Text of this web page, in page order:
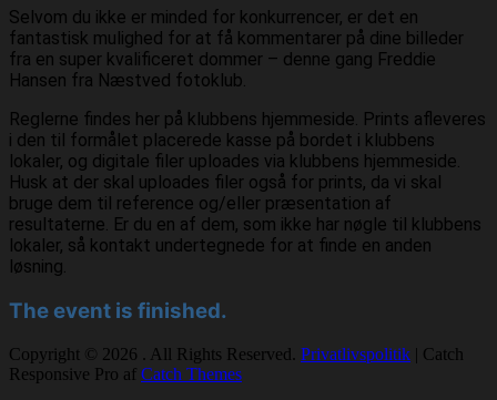
Selvom du ikke er minded for konkurrencer, er det en
fantastisk mulighed for at få kommentarer på dine billeder
fra en super kvalificeret dommer – denne gang Freddie
Hansen fra Næstved fotoklub.
Reglerne findes her på klubbens hjemmeside. Prints afleveres
i den til formålet placerede kasse på bordet i klubbens
lokaler, og digitale filer uploades via klubbens hjemmeside.
Husk at der skal uploades filer også for prints, da vi skal
bruge dem til reference og/eller præsentation af
resultaterne. Er du en af dem, som ikke har nøgle til klubbens
lokaler, så kontakt undertegnede for at finde en anden
løsning.
The event is finished.
Copyright © 2026 . All Rights Reserved. Privatlivspolitik | Catch
Responsive Pro af Catch Themes